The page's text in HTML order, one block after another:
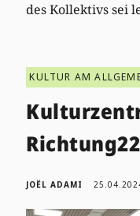
des Kollektivs sei
KULTUR AM
JOËL ADAMI